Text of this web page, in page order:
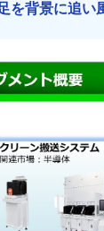
を背景に追い